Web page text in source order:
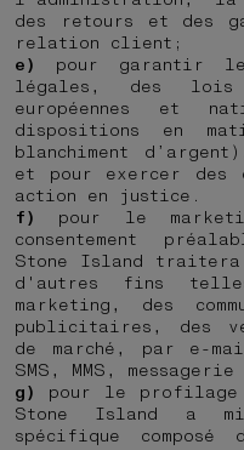
des retours et des
relation client;
e)
pour garantir
légales, des lois
européennes et
dispositions en
blanchiment
et pour exercer des
action en justice.
f)
pour le
consentement
Stone Island traitera
d'autres fins
marketing, des
publicitaires, des
de marché, par e-
SMS, MMS,
g) pour le profilage
Stone Island a
spécifique